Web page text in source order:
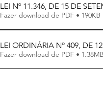
LEI Nº 11.346, DE 15 DE
Fazer download de PDF • 190KB
LEI ORDINÁRIA Nº 409, DE
Fazer download de PDF • 1.38MB